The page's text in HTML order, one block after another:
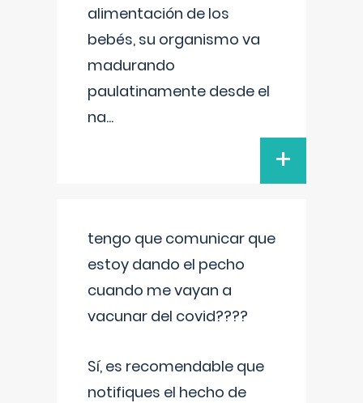
alimentación de los
bebés, su organismo va
madurando
paulatinamente desde el
na...
+
tengo que comunicar que
estoy dando el pecho
cuando me vayan a
vacunar del covid????
Sí, es recomendable que
notifiques el hecho de